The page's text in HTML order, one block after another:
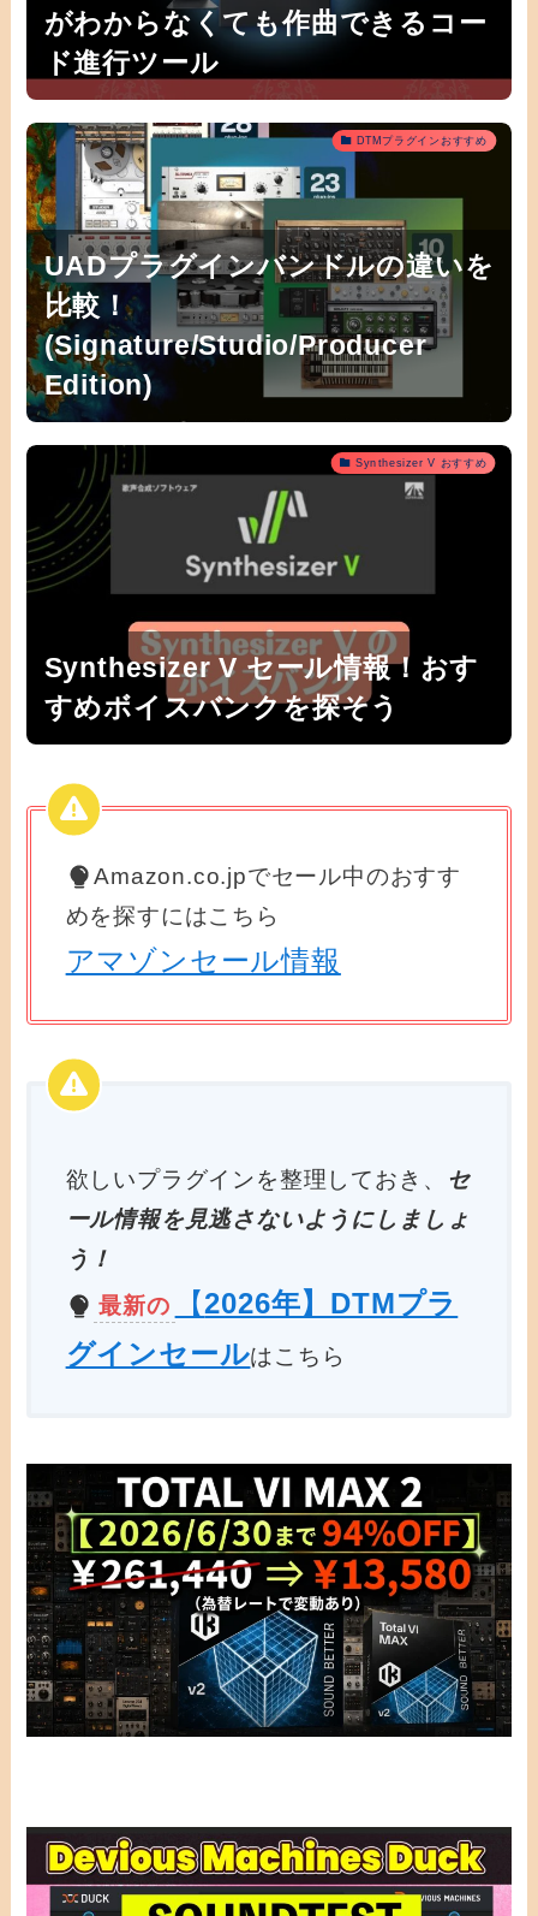
がわからなくても作曲できるコー
ド進行ツール
DTMプラグインおすすめ
UADプラグインバンドルの違いを
比較！
(Signature/Studio/Producer
Edition)
Synthesizer V おすすめ
Synthesizer V セール情報！おす
すめボイスバンクを探そう
Amazon.co.jpでセール中のおすす
めを探すにはこちら
アマゾンセール情報
欲しいプラグインを整理しておき、
セ
ール情報を見逃さないようにしましょ
う！
最新の
【2026年】DTMプラ
グインセールはこちら